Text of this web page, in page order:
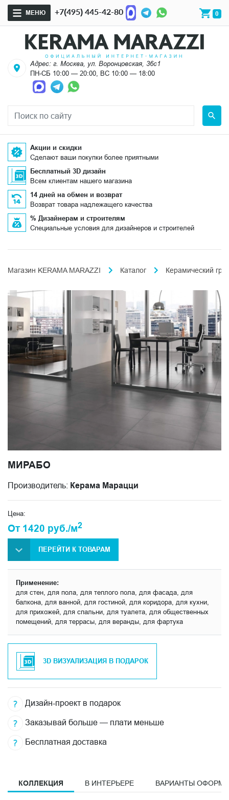
МЕНЮ +7(495) 445-42-80 0
Адрес: г. Москва, ул. Воронцовская, 36с1
ПН-СБ 10:00 — 20:00, ВС 10:00 — 18:00
Акции и скидки
Сделают ваши покупки более приятными
Бесплатный 3D дизайн
Всем клиентам нашего магазина
14 дней на обмен и возврат
Возврат товара надлежащего качества
% Дизайнерам и строителям
Специальные условия для дизайнеров и строителей
Магазин KERAMA MARAZZI Каталог Керамический
МИРАБО
Производитель: Керама Марацци
Цена:
От 1420 руб./м2
ПЕРЕЙТИ К ТОВАРАМ
Применение:
для стен, для пола, для теплого пола, для фасада, для
балкона, для ванной, для гостиной, для коридора, для кухни,
для прихожей, для спальни, для туалета, для общественных
помещений, для террасы, для веранды, для фартука
3D ВИЗУАЛИЗАЦИЯ В ПОДАРОК
Дизайн-проект в подарок
Заказывай больше — плати меньше
Бесплатная доставка
КОЛЛЕКЦИЯ В ИНТЕРЬЕРЕ ВАРИАНТЫ